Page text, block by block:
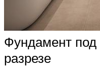
Фундамент
разрезе